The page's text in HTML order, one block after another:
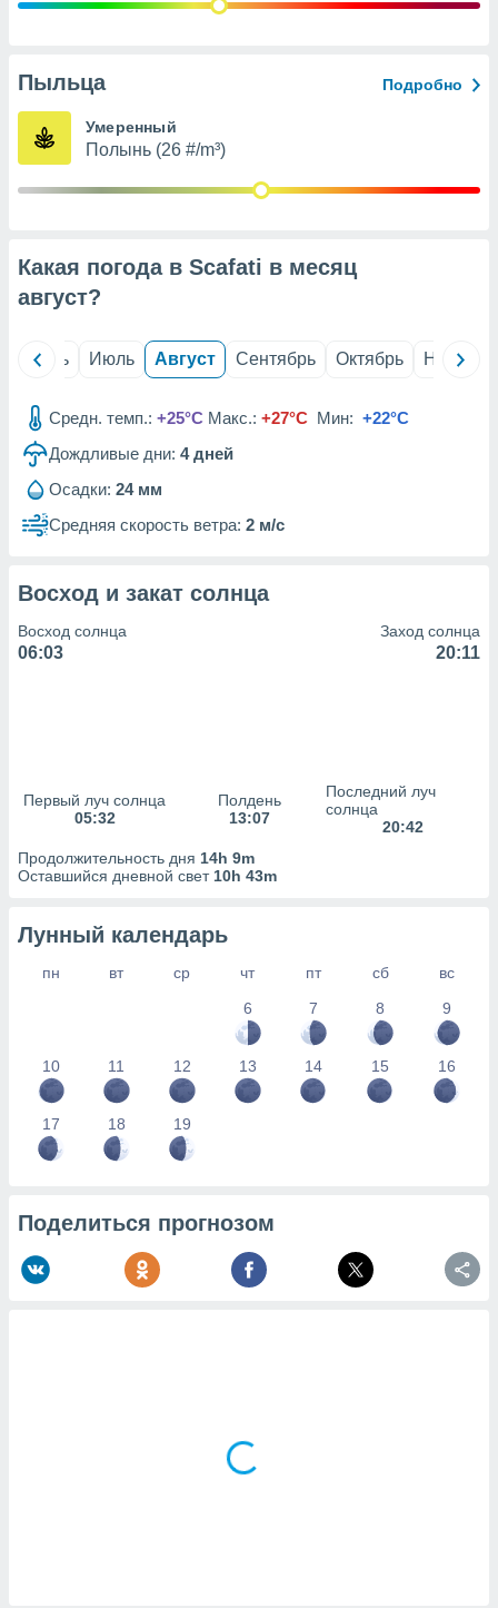
рекламы
сведения
1199
Пыльца Подробно
Умеренный
Полынь (26 #/m³)
Какая погода в Scafati в месяц
август?
Июнь Июль Август Сентябрь Октябрь Ноябрь
Средн. темп.: +25°C Макс.: +27°C Мин: +22°C
Дождливые дни: 4дней
Осадки: 24 мм
Средняя скорость ветра: 2 м/с
Восход и закат солнца
Восход солнца
06:03
Заход солнца
20:11
Первый луч солнца
05:32
Полдень
13:07
Последний луч
солнца
20:42
Продолжительность дня 14h 9m
Оставшийся дневной свет 10h 43m
Лунный календарь
пн вт ср чт пт сб
вс
6
7 8 9
10 11 12 13 14 15 16
17 18 19
Поделиться прогнозом